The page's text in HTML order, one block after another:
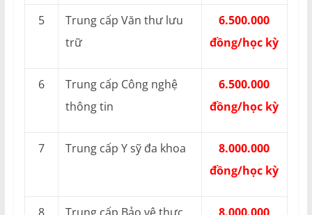
5
Trung cấp Văn thư lưu
trữ
6.500.000
đồng/học kỳ
6
Trung cấp Công nghệ
thông tin
6.500.000
đồng/học kỳ
7 Trung cấp Y sỹ đa khoa
8.000.000
đồng/học kỳ